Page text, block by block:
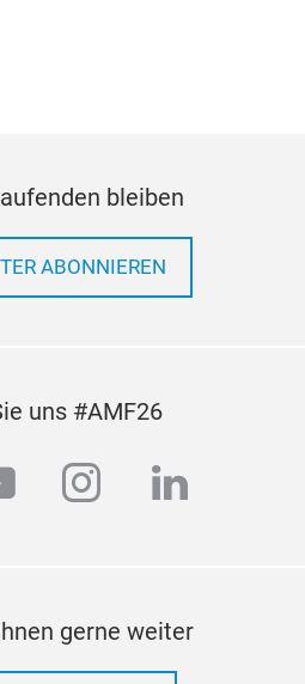
bleiben
ABONNIEREN
uns #AMF26
instagram
linkedin
gerne weiter